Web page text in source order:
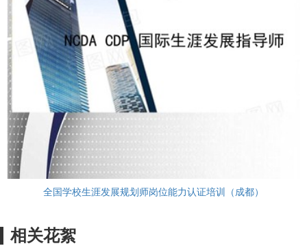
全国学校生涯发展规划师岗位能力认证培训（成都）
相关花絮